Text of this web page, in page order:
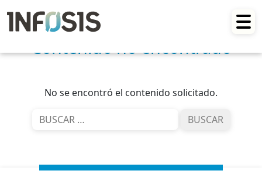
content
Contenido no encontrado
No se encontró el contenido solicitado.
Buscar: